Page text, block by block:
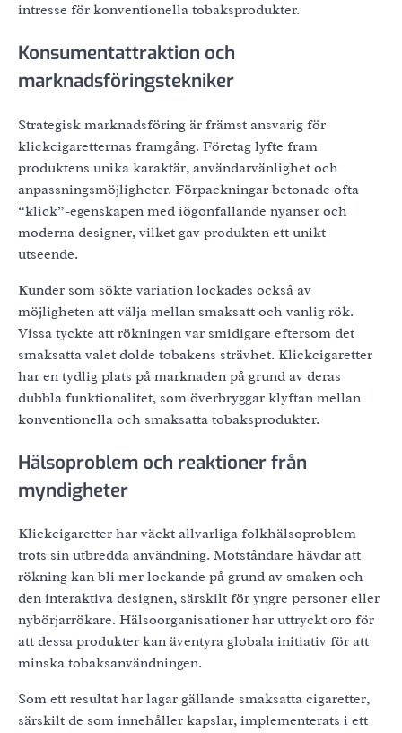
intresse för konventionella tobaksprodukter.
Konsumentattraktion och
marknadsföringstekniker
Strategisk marknadsföring är främst ansvarig för
klickcigaretternas framgång. Företag lyfte fram
produktens unika karaktär, användarvänlighet och
anpassningsmöjligheter. Förpackningar betonade ofta
“klick”-egenskapen med iögonfallande nyanser och
moderna designer, vilket gav produkten ett unikt
utseende.
Kunder som sökte variation lockades också av
möjligheten att välja mellan smaksatt och vanlig rök.
Vissa tyckte att rökningen var smidigare eftersom det
smaksatta valet dolde tobakens strävhet. Klickcigaretter
har en tydlig plats på marknaden på grund av deras
dubbla funktionalitet, som överbryggar klyftan mellan
konventionella och smaksatta tobaksprodukter.
Hälsoproblem och reaktioner från
myndigheter
Klickcigaretter har väckt allvarliga folkhälsoproblem
trots sin utbredda användning. Motståndare hävdar att
rökning kan bli mer lockande på grund av smaken och
den interaktiva designen, särskilt för yngre personer eller
nybörjarrökare. Hälsoorganisationer har uttryckt oro för
att dessa produkter kan äventyra globala initiativ för att
minska tobaksanvändningen.
Som ett resultat har lagar gällande smaksatta cigaretter,
särskilt de som innehåller kapslar, implementerats i ett